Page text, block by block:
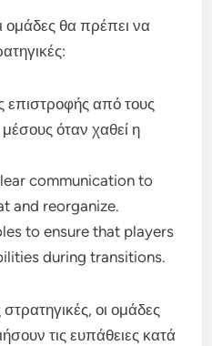
ομάδες θα πρέπει να
από τους
μέσους όταν χαθεί η
communication to
and reorganize.
to ensure that players
during transitions.
οι ομάδες
τις ευπάθειες κατά